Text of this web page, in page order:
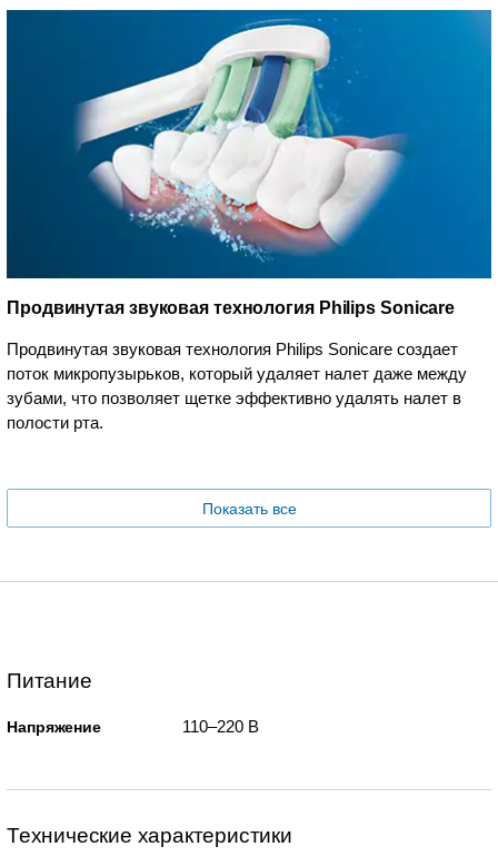
Продвинутая звуковая технология Philips Sonicare
Продвинутая звуковая технология Philips Sonicare создает
поток микропузырьков, который удаляет налет даже между
зубами, что позволяет щетке эффективно удалять налет в
полости рта.
Показать все
Питание
Напряжение 110–220 В
Технические характеристики